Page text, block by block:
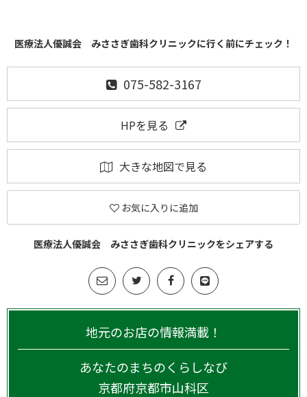
医療法人優誠会 みささぎ歯科クリニックに行く前にチェック！
075-582-3167
HPを見る
大きな地図で見る
お気に入りに追加
医療法人優誠会 みささぎ歯科クリニックをシェアする
地元のお店の情報満載！
あなたのまちのくらしなび
京都府京都市山科区